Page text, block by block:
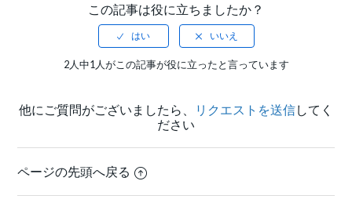
この記事は役に立ちましたか？
2人中1人がこの記事が役に立ったと言っています
他にご質問がございましたら、 リクエストを送信してく
ださい
ページの先頭へ戻る